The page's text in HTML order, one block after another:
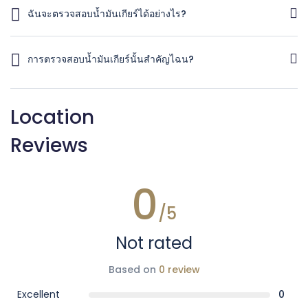
น้อยเดือนละครั้งหรือเมื่อพบปัญหาใดๆ เช่น หากมีข้อสงสัยเมื่อเปลี่ยน
ฉันจะตรวจสอบน้ำมันเกียร์ได้อย่างไร?
อัตโนมัติ ลิงก์ไปยังคู่มือ Dummies ในการตรวจสอบน้ำมันเกียร์ของ
ก้านวัดน้ำมัน ที่ต้องการคือน้ำมันเกียร์ใสสีชมพู ถ้าต่ำก็เติมครับ ถ้ามัน
รถยนต์ที่เชื่อถือได้
การตรวจสอบน้ำมันเกียร์นั้นสำคัญไฉน?
ใช่มันสามารถเป็นได้ บ่อยครั้งอาการที่คุณจะพบจากน้ำมันเกียร์ต่ำหรือ
ของเหลวอย่างสม่ำเสมอและเติมตามความจำเป็น คุณจะรู้ว่ามีอาการ
Location
Reviews
0/5
Not rated
Based on 0 review
Excellent
0